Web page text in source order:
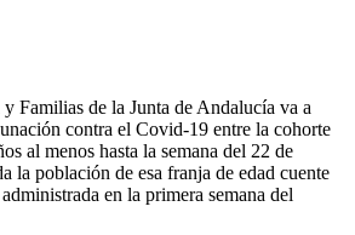
Familias de la Junta de Andalucía va a
contra el Covid-19 entre la cohorte
al menos hasta la semana del 22 de
la población de esa franja de edad cuente
en la primera semana del